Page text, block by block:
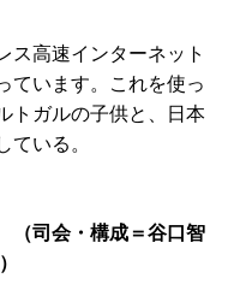
高速インターネット
ています。これを使っ
トガルの子供と、日本
ている。
＝谷口智